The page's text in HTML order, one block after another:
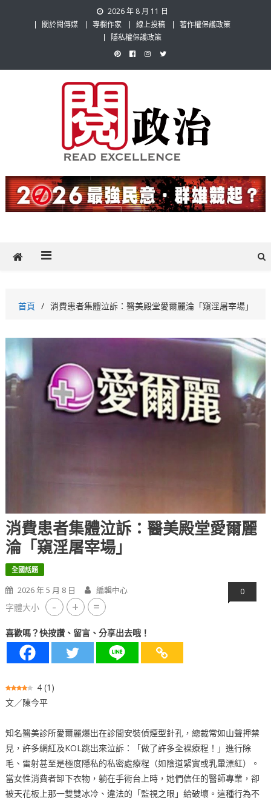
2026 年 8 月 11 日
關於閱傳媒
專欄作家 線上投稿
著作權保護政策
隱私權保護政策
閱政治 Read Gov News
題，也要專業評論，閱政治與多元的政治評論家與專欄作家邀稿合作，
讓讀者有最多元和專業的選擇。
首頁 消費患者集體泣訴：醫美殿堂愛爾麗淪「窺淫屠宰場」
消費患者集體泣訴：醫美殿堂愛爾麗
淪「窺淫屠宰場」
全國話題
2026 年 5 月 8 日 編輯中心 0
字體大小 - + =
喜歡嗎？快按讚、留言、分享出去哦！
4 (1 )
文／陳今平
知名醫美診所愛爾麗爆出在診間安裝偵煙型針孔，總裁常如山聲押禁
見，許多網紅及KOL跳出來泣訴：「做了許多全裸療程！」進行除
毛、雷射甚至是極度隱私的私密處療程（如陰道緊實或乳暈漂紅）。
當女性消費者卸下衣物，躺在手術台上時，她們信任的醫師專業，卻
被天花板上那一雙雙冰冷、違法的「監視之眼」給破壞。這種行為不